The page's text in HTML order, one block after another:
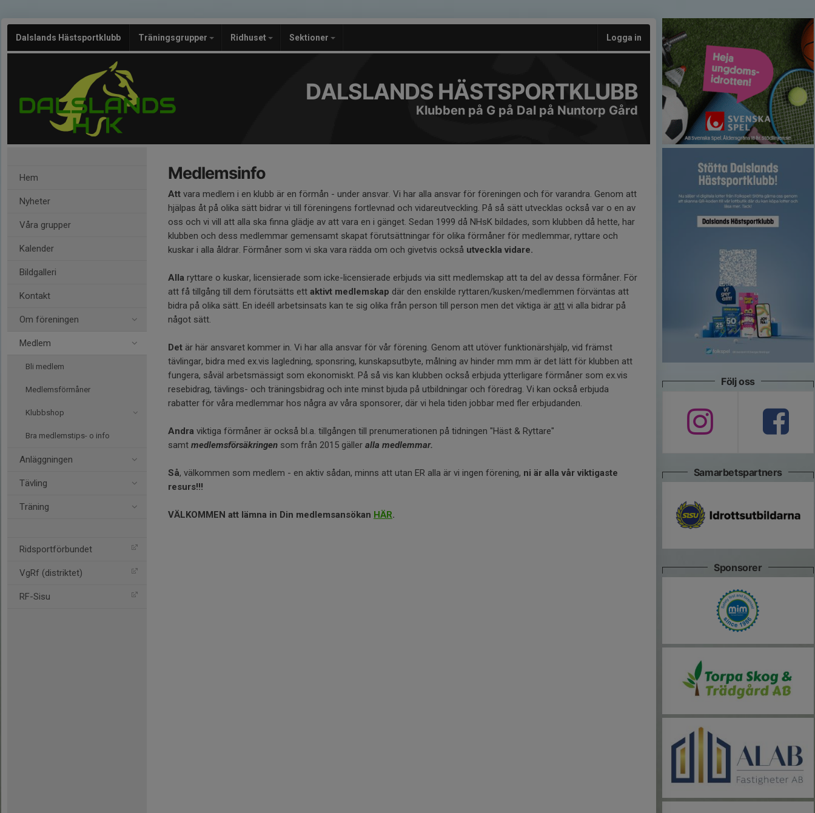
Dalslands Hästsportklubb Träningsgrupper Ridhuset Sektioner Logga in
DALSLANDS HÄSTSPORTKLUBB
Klubben på G på Dal på Nuntorp Gård
Hem
Nyheter
Våra grupper
Kalender
Bildgalleri
Kontakt
Om föreningen
Medlem
Bli medlem
Medlemsförmåner
Klubbshop
Bra medlemstips- o info
Anläggningen
Tävling
Träning
Ridsportförbundet
VgRf (distriktet)
RF-Sisu
Medlemsinfo
Att vara medlem i en klubb är en förmån - under ansvar. Vi har alla ansvar för föreningen och för varandra. Genom att
hjälpas åt på olika sätt bidrar vi till föreningens fortlevnad och vidareutveckling. På så sätt utvecklas också var o en av
oss och vi vill att alla ska finna glädje av att vara en i gänget. Sedan 1999 då NHsK bildades, som klubben då hette, har
klubben och dess medlemmar gemensamt skapat förutsättningar för olika förmåner för medlemmar, ryttare och
kuskar i alla åldrar. Förmåner som vi ska vara rädda om och givetvis också utveckla vidare.
Alla ryttare o kuskar, licensierade som icke-licensierade erbjuds via sitt medlemskap att ta del av dessa förmåner. För
att få tillgång till dem förutsätts ett aktivt medlemskap där den enskilde ryttaren/kusken/medlemmen förväntas att
bidra på olika sätt. En ideéll arbetsinsats kan te sig olika från person till person men det viktiga är att vi alla bidrar på
något sätt.
Det är här ansvaret kommer in. Vi har alla ansvar för vår förening. Genom att utöver funktionärshjälp, vid främst
tävlingar, bidra med ex.vis lagledning, sponsring, kunskapsutbyte, målning av hinder mm mm är det lätt för klubben att
fungera, såväl arbetsmässigt som ekonomiskt. På så vis kan klubben också erbjuda ytterligare förmåner som ex.vis
resebidrag, tävlings- och träningsbidrag och inte minst bjuda på utbildningar och föredrag. Vi kan också erbjuda
rabatter för våra medlemmar hos några av våra sponsorer, där vi hela tiden jobbar med fler erbjudanden.
Andra viktiga förmåner är också bl.a. tillgången till prenumerationen på tidningen "Häst & Ryttare"
samt medlemsförsäkringen som från 2015 gäller alla medlemmar.
Så, välkommen som medlem - en aktiv sådan, minns att utan ER alla är vi ingen förening, ni är alla vår viktigaste
resurs!!!
VÄLKOMMEN att lämna in Din medlemsansökan HÄR.
Följ oss
Samarbetspartners
Sponsorer